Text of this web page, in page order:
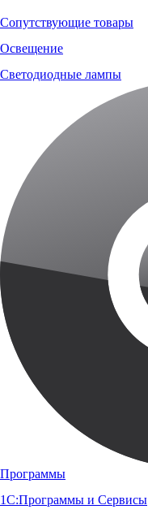
Сопутствующие товары
Освещение
Светодиодные лампы
Программы
1С:Программы и Сервисы